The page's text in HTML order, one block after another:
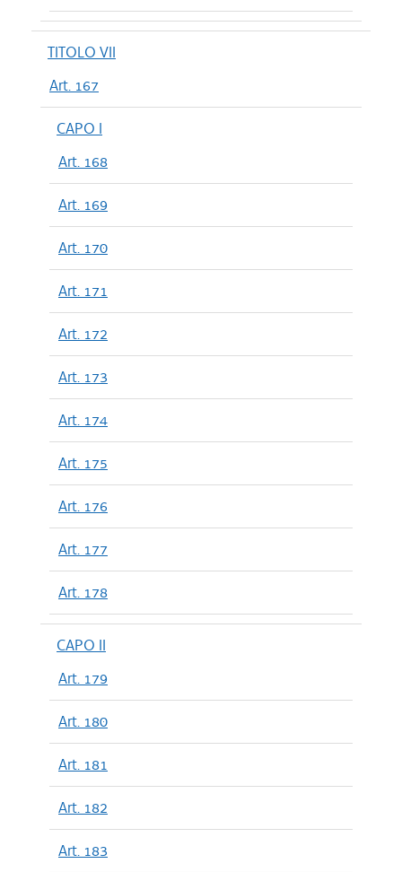
TITOLO VII
Art. 167
CAPO I
Art. 168
Art. 169
Art. 170
Art. 171
Art. 172
Art. 173
Art. 174
Art. 175
Art. 176
Art. 177
Art. 178
CAPO II
Art. 179
Art. 180
Art. 181
Art. 182
Art. 183